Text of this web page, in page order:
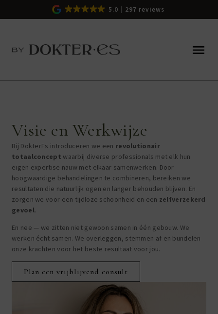
5.0 297 reviews
Visie en Werkwijze
Bij DokterEs introduceren we een revolutionair
totaalconcept waarbij diverse professionals met elk hun
eigen expertise nauw met elkaar samenwerken. Door
hoogwaardige behandelingen te combineren, bereiken we
resultaten die natuurlijk ogen en langer behouden blijven. En
zorgen we voor een tijdloze schoonheid en een zelfverzekerd
gevoel.
En nee — we zitten niet gewoon samen in één gebouw. We
werken écht samen. We overleggen, stemmen af en bundelen
onze krachten voor het beste resultaat voor jou.
Plan een vrijblijvend consult